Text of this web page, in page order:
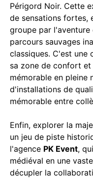
Périgord Noir. Cette
de sensations fortes,
groupe par
parcours sauvages
classiques. C'est
sa zone de confort
mémorable en pleine
d'installations de
mémorable entre
Enfin, explorer la
un jeu de piste
l'agence PK Event,
médiéval en une
décupler la